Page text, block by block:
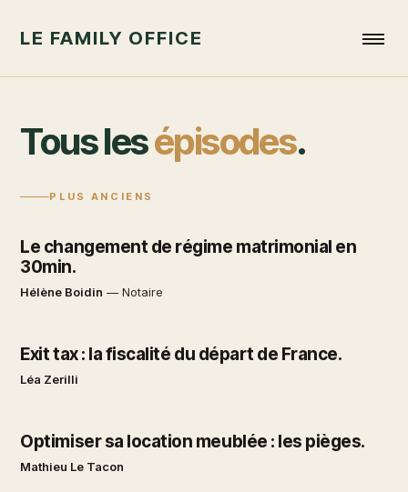
LE FAMILY OFFICE
Tous lesépisodes.
PLUS ANCIENS
Le changement de régime matrimonial en
30min.
Hélène Boidin —Notaire
Exit tax : la fiscalité du départ de France.
Léa Zerilli
Optimiser sa location meublée : les pièges.
Mathieu Le Tacon